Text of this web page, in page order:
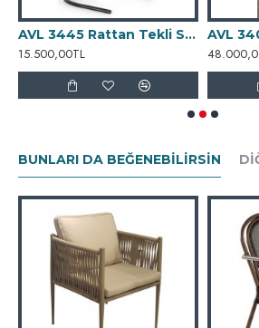
AVL 3445 Rattan Tekli Salıncak
15.500,00TL
BUNLARI DA BEĞENEBILIRSIN